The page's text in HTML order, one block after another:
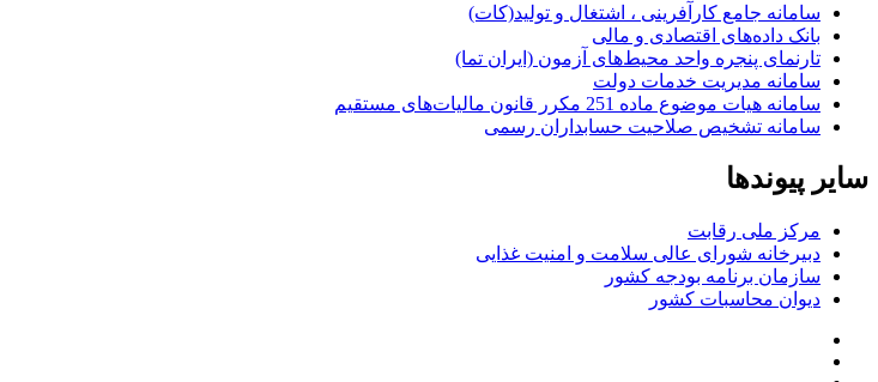
سامانه جامع کارآفرینی ، اشتغال و تولید(کات)
بانک داده‌های اقتصادی و مالی
تارنمای پنجره واحد محیط‌های آزمون (ایران تما)
سامانه مدیریت خدمات دولت
سامانه هیات موضوع ماده 251 مکرر قانون مالیات‌های مستقیم
سامانه تشخیص صلاحیت حسابداران رسمی
سایر پیوندها
مرکز ملی رقابت
دبیرخانه شورای عالی سلامت و امنیت غذایی
سازمان برنامه بودجه کشور
دیوان محاسبات کشور